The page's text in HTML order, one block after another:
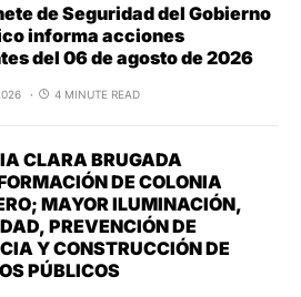
de Seguridad del Gobierno
informa acciones
del 06 de agosto de 2026
4 MINUTE READ
CLARA BRUGADA
DE COLONIA
MAYOR ILUMINACIÓN,
PREVENCIÓN DE
Y CONSTRUCCIÓN DE
PÚBLICOS